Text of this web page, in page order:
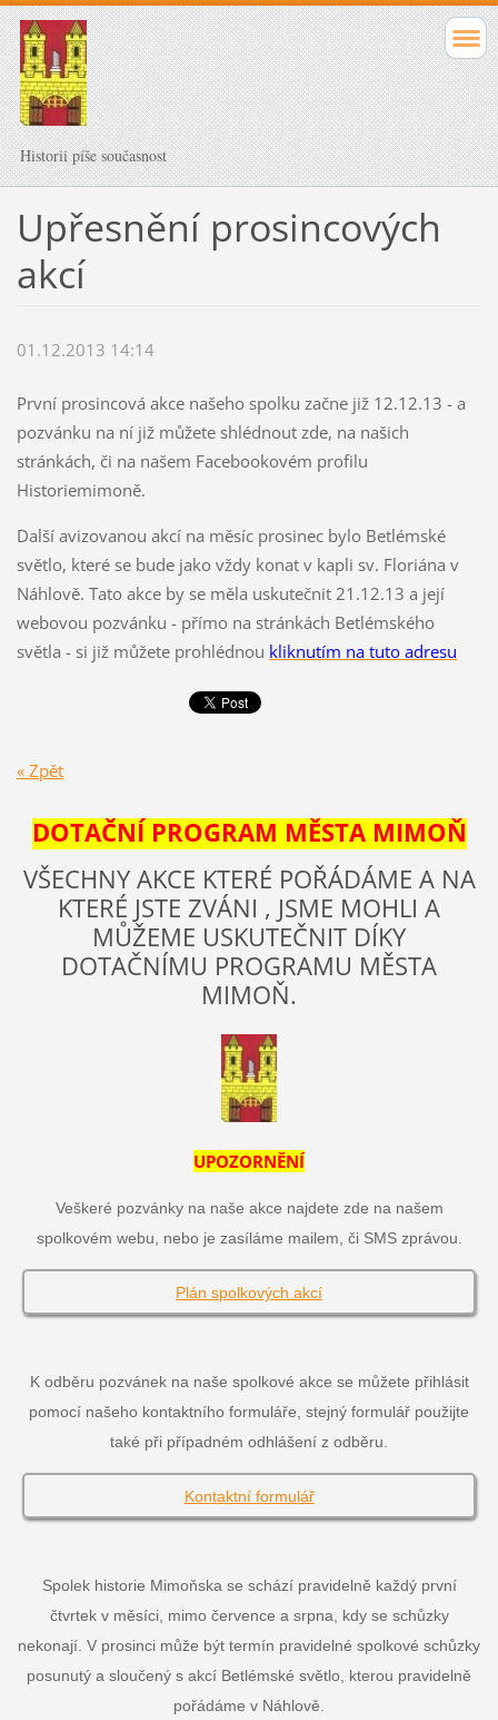
Historii píše současnost
Upřesnění prosincových
akcí
01.12.2013 14:14
První prosincová akce našeho spolku začne již 12.12.13 - a
pozvánku na ní již můžete shlédnout zde, na našich
stránkách, či na našem Facebookovém profilu
Historiemimoně.
Další avizovanou akcí na měsíc prosinec bylo Betlémské
světlo, které se bude jako vždy konat v kapli sv. Floriána v
Náhlově. Tato akce by se měla uskutečnit 21.12.13 a její
webovou pozvánku - přímo na stránkách Betlémského
světla - si již můžete prohlédnou kliknutím na tuto adresu
« Zpět
DOTAČNÍ PROGRAM MĚSTA MIMOŇ
VŠECHNY AKCE KTERÉ POŘÁDÁME A NA
KTERÉ JSTE ZVÁNI , JSME MOHLI A
MŮŽEME USKUTEČNIT DÍKY
DOTAČNÍMU PROGRAMU MĚSTA
MIMOŇ.
UPOZORNĚNÍ
Veškeré pozvánky na naše akce najdete zde na našem
spolkovém webu, nebo je zasíláme mailem, či SMS zprávou.
Plán spolkových akcí
K odběru pozvánek na naše spolkové akce se můžete přihlásit
pomocí našeho kontaktního formuláře, stejný formulář použijte
také při případném odhlášení z odběru.
Kontaktní formulář
Spolek historie Mimoňska se schází pravidelně každý první
čtvrtek v měsíci, mimo července a srpna, kdy se schůzky
nekonají. V prosinci může být termín pravidelné spolkové schůzky
posunutý a sloučený s akcí Betlémské světlo, kterou pravidelně
pořádáme v Náhlově.